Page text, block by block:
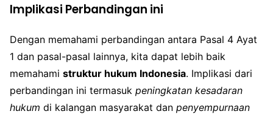
Implikasi Perbandingan ini
Dengan memahami perbandingan antara Pasal 4 Ayat
1 dan pasal-pasal lainnya, kita dapat lebih baik
memahami struktur hukum Indonesia. Implikasi dari
perbandingan ini termasuk peningkatan kesadaran
hukum di kalangan masyarakat dan penyempurnaan